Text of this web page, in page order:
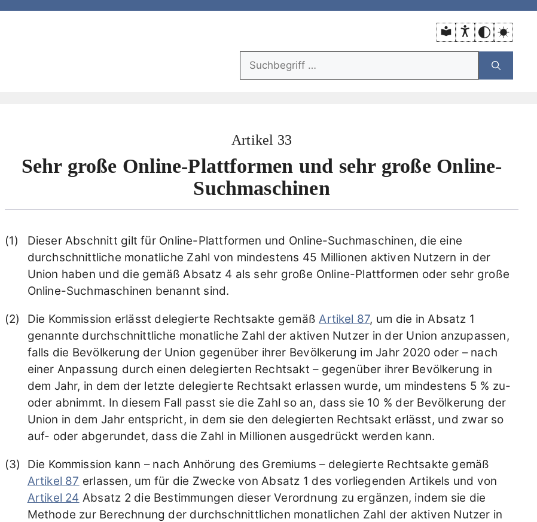
Suchfunktion:
Artikel 33
Sehr große Online-Plattformen und sehr große Online-
Suchmaschinen
Dieser Abschnitt gilt für Online-Plattformen und Online-Suchmaschinen, die eine
durchschnittliche monatliche Zahl von mindestens 45 Millionen aktiven Nutzern in der
Union haben und die gemäß Absatz 4 als sehr große Online-Plattformen oder sehr große
Online-Suchmaschinen benannt sind.
Die Kommission erlässt delegierte Rechtsakte gemäßArtikel 87, um die in Absatz 1
genannte durchschnittliche monatliche Zahl der aktiven Nutzer in der Union anzupassen,
falls die Bevölkerung der Union gegenüber ihrer Bevölkerung im Jahr 2020 oder – nach
einer Anpassung durch einen delegierten Rechtsakt – gegenüber ihrer Bevölkerung in
dem Jahr, in dem der letzte delegierte Rechtsakt erlassen wurde, um mindestens 5 % zu-
oder abnimmt. In diesem Fall passt sie die Zahl so an, dass sie 10 % der Bevölkerung der
Union in dem Jahr entspricht, in dem sie den delegierten Rechtsakt erlässt, und zwar so
auf- oder abgerundet, dass die Zahl in Millionen ausgedrückt werden kann.
Die Kommission kann – nach Anhörung des Gremiums – delegierte Rechtsakte gemäß
Artikel 87 erlassen, um für die Zwecke von Absatz 1 des vorliegenden Artikels und von
Artikel 24 Absatz 2 die Bestimmungen dieser Verordnung zu ergänzen, indem sie die
Methode zur Berechnung der durchschnittlichen monatlichen Zahl der aktiven Nutzer in